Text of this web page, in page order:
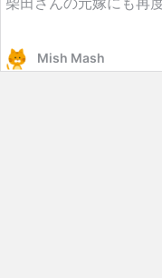
Mish Mash